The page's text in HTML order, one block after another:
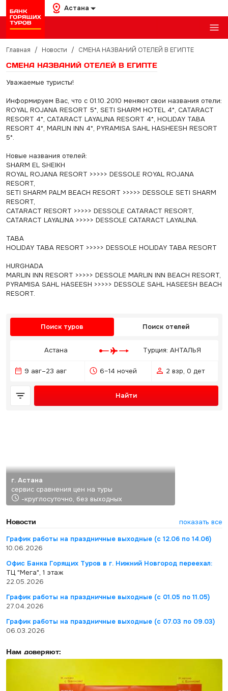
Астана
Главная / Новости / СМЕНА НАЗВАНИЙ ОТЕЛЕЙ В ЕГИПТЕ
СМЕНА НАЗВАНИЙ ОТЕЛЕЙ В ЕГИПТЕ
Уважаемые туристы!
Информируем Вас, что с 01.10.2010 меняют свои названия отели:
ROYAL ROJANA RESORT 5*, SETI SHARM HOTEL 4*, CATARACT
RESORT 4*, CATARACT LAYALINA RESORT 4*, HOLIDAY TABA
RESORT 4*, MARLIN INN 4*, PYRAMISA SAHL HASHEESH RESORT
5*.
Новые названия отелей:
SHARM EL SHEIKH
ROYAL ROJANA RESORT >>>>> DESSOLE ROYAL ROJANA
RESORT,
SETI SHARM PALM BEACH RESORT >>>>> DESSOLE SETI SHARM
RESORT,
CATARACT RESORT >>>>> DESSOLE CATARACT RESORT,
CATARACT LAYALINA >>>>> DESSOLE CATARACT LAYALINA.
TABA
HOLIDAY TABA RESORT >>>>> DESSOLE HOLIDAY TABA RESORT
HURGHADA
MARLIN INN RESORT >>>>> DESSOLE MARLIN INN BEACH RESORT,
PYRAMISA SAHL HASEESH >>>>> DESSOLE SAHL HASEESH BEACH
RESORT.
Поиск туров Поиск отелей
Астана Турция: АНТАЛЬЯ
9 авг–23 авг 6–14 ночей 2 взр, 0 дет
Найти
г. Астана
сервис сравнения цен на туры
-круглосуточно, без выходных
Новости
показать все
График работы на праздничные выходные (с 12.06 по 14.06)
10.06.2026
Офис Банка Горящих Туров в г. Нижний Новгород переехал:
ТЦ "Мега", 1 этаж
22.05.2026
График работы на праздничные выходные (с 01.05 по 11.05)
27.04.2026
График работы на праздничные выходные (с 07.03 по 09.03)
06.03.2026
Нам доверяют: